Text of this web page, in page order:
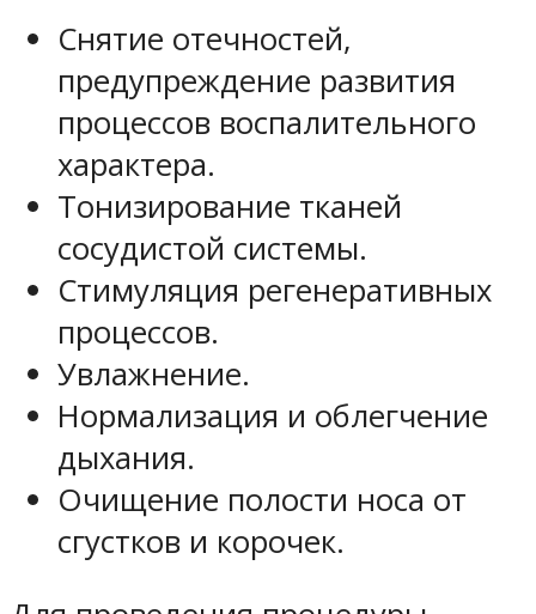
Снятие отечностей,
предупреждение развития
процессов воспалительного
характера.
Тонизирование тканей
сосудистой системы.
Стимуляция регенеративных
процессов.
Увлажнение.
Нормализация и облегчение
дыхания.
Очищение полости носа от
сгустков и корочек.